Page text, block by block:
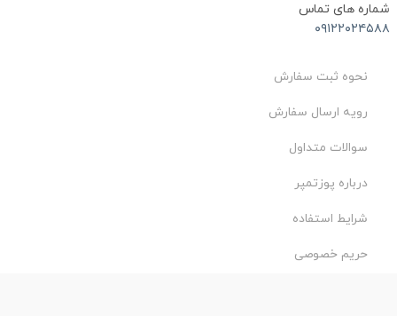
های تماس
نحوه ثبت سفارش
رویه ارسال سفارش
سوالات متداول
درباره پوزتمپر
شرایط استفاده
حریم خصوصی